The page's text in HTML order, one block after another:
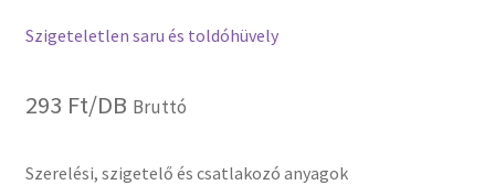
Szigeteletlen saru és toldóhüvely
293 Ft/DB Bruttó
Szerelési, szigetelő és csatlakozó anyagok